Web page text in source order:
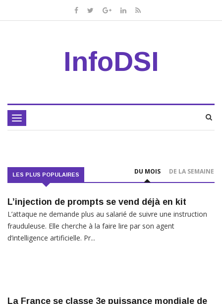
InfoDSI
Toggle
navigation
LES PLUS POPULAIRES DU MOIS DE LA SEMAINE
L’injection de prompts se vend déjà en kit
L’attaque ne demande plus au salarié de suivre une instruction
frauduleuse. Elle cherche à la faire lire par son agent
d’intelligence artificielle. Pr...
La France se classe 3e puissance mondiale de